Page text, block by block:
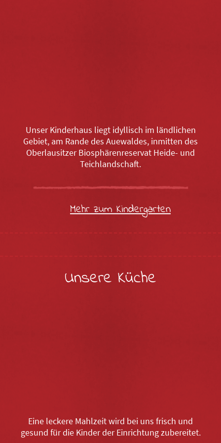
Unser Kinderhaus liegt idyllisch im ländlichen
Gebiet, am Rande des Auewaldes, inmitten des
Oberlausitzer Biosphärenreservat Heide- und
Teichlandschaft.
Mehr zum Kindergarten
Unsere Küche
Eine leckere Mahlzeit wird bei uns frisch und
gesund für die Kinder der Einrichtung zubereitet.